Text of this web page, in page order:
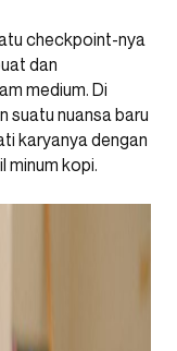
checkpoint-nya
dan
medium. Di
suatu nuansa baru
karyanya dengan
minum kopi.